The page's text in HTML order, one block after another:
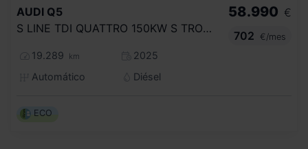
AUDI Q5
S LINE TDI QUATTRO 150KW S TRONIC
19.289 km
2025
Automático
Diésel
58.990 €
702
€/mes
ECO